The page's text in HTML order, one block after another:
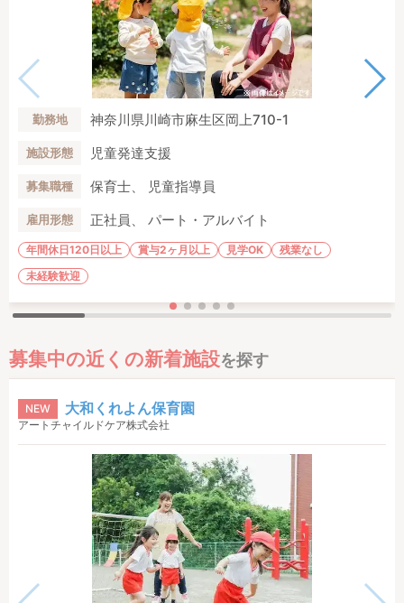
勤務地 神奈川県川崎市麻生区岡上710-1
施設形態 児童発達支援
募集職種 保育士、 児童指導員
雇用形態 正社員、 パート・アルバイト
年間休日120日以上 賞与2ヶ月以上 見学OK
残業なし
未経験歓迎
募集中の近くの新着施設を探す
NEW 大和くれよん保育園
アートチャイルドケア株式会社